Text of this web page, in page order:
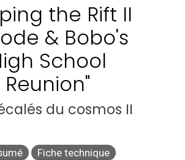
the Rift II
& Bobo's
School
Reunion"
du cosmos II
Fiche technique